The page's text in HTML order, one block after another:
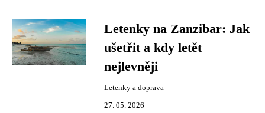
Letenky na Zanzibar: Jak
ušetřit a kdy letět
nejlevněji
Letenky a doprava
27. 05. 2026